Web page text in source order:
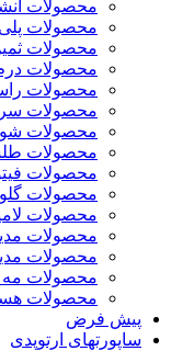
محصولات
محصولات
محصولات
محصولات درم
محصولات
محصولات
محصولات
محصولات
محصولات
محصولات
محصولات
محصولات
محصولات
محصولات مه
محصولات
پیش فرض
ساپورتهای ارتوپدی